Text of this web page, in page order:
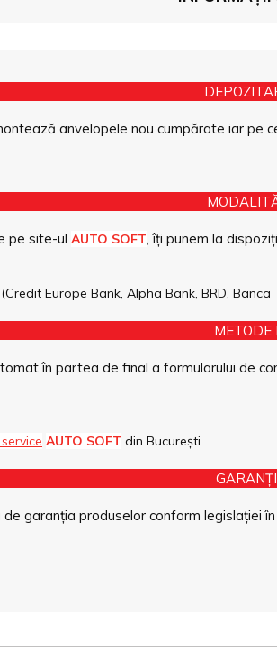
anvelopele nou cumpărate iar pe
pe site-ul AUTO SOFT , îți punem la
Europe Bank, Alpha Bank, BRD, Banca
METODE
în partea de final a formularului de
AUTO SOFT din București
garanția produselor conform legislației